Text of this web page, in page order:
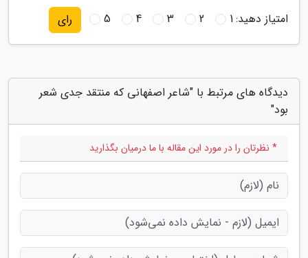
امتیاز دهید:1
2
3
4
5 رای
دیدگاه های مرتبط با "شاعر اصفهانی که منتقد جدی شعر
بود"
* نظرتان را در مورد این مقاله با ما درمیان بگذارید